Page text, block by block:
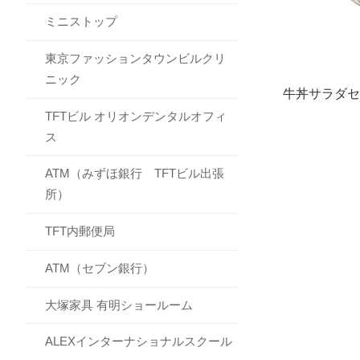
牛丼サラダ
ミニストップ
東京ファッションタウンビルクリ
ニック
TFTビル オリオンデンタルオフィ
ス
ATM（みずほ銀行 TFTビル出張
所）
TFT内郵便局
ATM（セブン銀行）
大塚家具 有明ショールーム
ALEXインターナショナルスクール